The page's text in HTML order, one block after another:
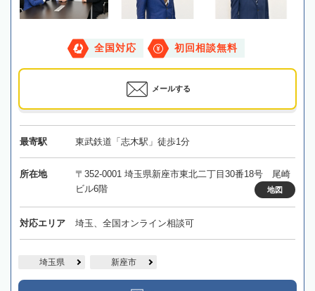
全国対応 初回相談無料
メールする
最寄駅 東武鉄道「志木駅」徒歩1分
所在地
〒352-0001 埼玉県新座市東北二丁目30番18号 尾崎
ビル6階
地図
対応エリア 埼玉、全国オンライン相談可
埼玉県 新座市